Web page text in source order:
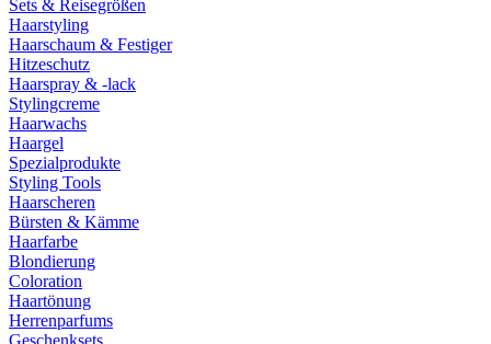
Sets & Reisegrößen
Haarstyling
Haarschaum & Festiger
Hitzeschutz
Haarspray & -lack
Stylingcreme
Haarwachs
Haargel
Spezialprodukte
Styling Tools
Haarscheren
Bürsten & Kämme
Haarfarbe
Blondierung
Coloration
Haartönung
Herrenparfums
Geschenksets